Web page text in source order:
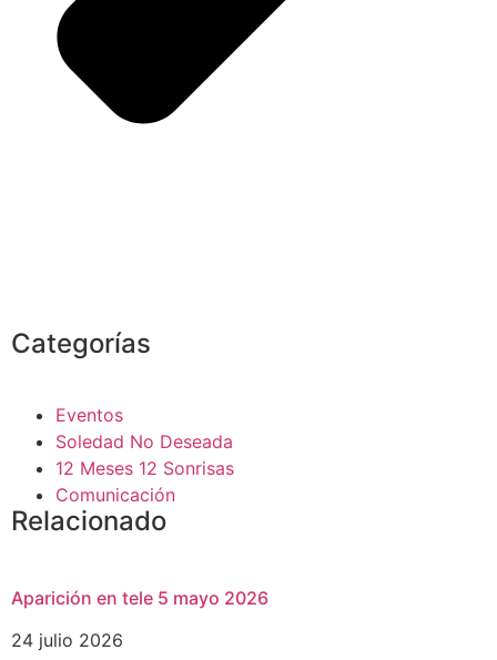
Categorías
Eventos
Soledad No Deseada
12 Meses 12 Sonrisas
Comunicación
Relacionado
Aparición en tele 5 mayo 2026
24 julio 2026